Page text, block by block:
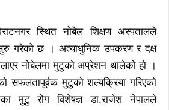
स्थित नोबेल शिक्षण अस्पतालले
सुरु गरेको छ । अत्याधुनिक उपकरण र दक्ष
नोबेलमा मुटुको अप्रेशन थालेको हो ।
सफलतापूर्वक मुटुको शल्यक्रिया गरिएको
मुटु रोग विशेषज्ञ डा.राजेश नेपालले